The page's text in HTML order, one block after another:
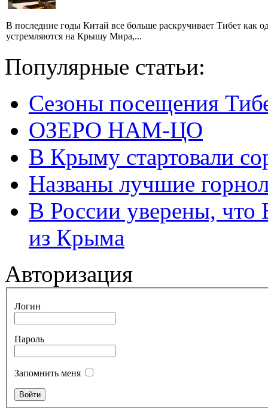
В последние годы Китай все больше раскручивает Тибет как
устремляются на Крышу Мира,...
Популярные статьи:
Сезоны посещения
ОЗЕРО НАМ-ЦО
В Крыму стартовали
Названы лучшие
В России уверены, что
из Крыма
Авторизация
Логин
Пароль
Запомнить меня